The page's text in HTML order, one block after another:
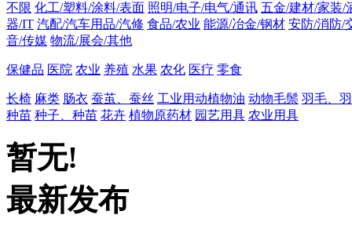
不限 化工/塑料/涂料/表面 照明/电子/电气/通讯 五金/建材/家装/
器/IT 汽配/汽车用品/汽修 食品/农业 能源/冶金/钢材 安防/消防/
音/传媒 物流/展会/其他
保健品 医院 农业 养殖 水果 农化 医疗 零食
长椅 麻类 肠衣 蚕茧、蚕丝 工业用动植物油 动物毛鬃 羽毛、
种苗 种子、种苗 花卉 植物原药材 园艺用具 农业用具
暂无!
最新发布